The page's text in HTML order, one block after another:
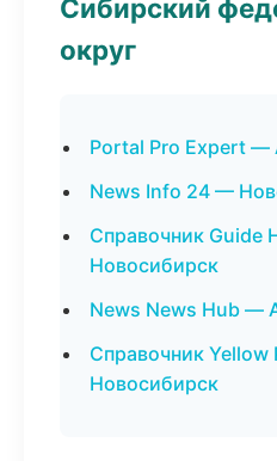
Сибирский
округ
Portal Pro Expert —
News Info 24 —
Справочник Guide
Новосибирск
News News Hub —
Справочник
Новосибирск